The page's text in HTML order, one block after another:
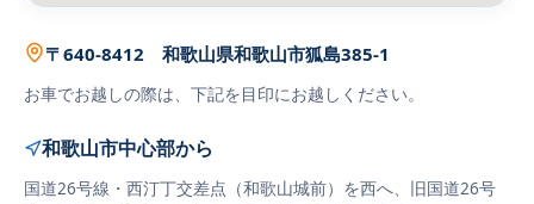
〒640-8412 和歌山県和歌山市狐島385-1
お車でお越しの際は、下記を目印にお越しください。
和歌山市中心部から
国道26号線・西汀丁交差点（和歌山城前）を西へ、旧国道26号